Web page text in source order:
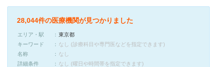
28,044件の医療機関が見つかりました
エリア・駅
東京都
キーワード
なし (診療科目や専門医などを指定できます)
名称
なし
詳細条件
なし (曜日や時間帯を指定できます)